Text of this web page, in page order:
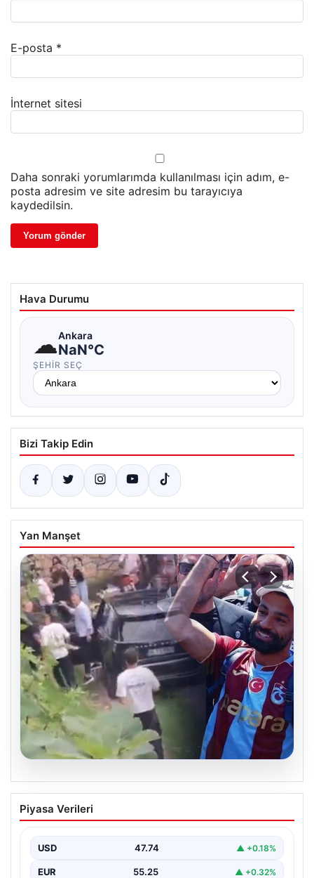
E-posta *
İnternet sitesi
Daha sonraki yorumlarımda kullanılması için adım, e-
posta adresim ve site adresim bu tarayıcıya
kaydedilsin.
Hava Durumu
☁Ankara
NaN°C
ŞEHIR SEÇ
Bizi Takip Edin
Yan Manşet
07.08.2026
Trabzonlu Teyze, Salah ile İlk Kez
Karşılaşınca Gözlerine İnanamadı
dünyaca ünlü futbolcu Mohamed Salah ile karşılaşınca…
Piyasa Verileri
USD 47.74 ▲ +0.18%
EUR 55.25 ▲ +0.32%